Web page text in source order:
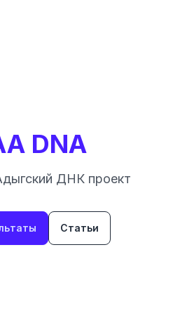
DNA
ДНК проект
Статьи